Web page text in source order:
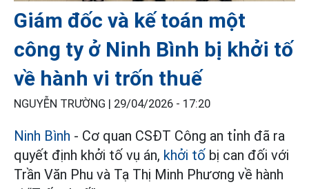
Giám đốc và kế toán một
công ty ở Ninh Bình bị khởi tố
về hành vi trốn thuế
NGUYỄN TRƯỜNG | 29/04/2026 - 17:20
Ninh Bình - Cơ quan CSĐT Công an tỉnh đã ra
quyết định khởi tố vụ án, khởi tố bị can đối với
Trần Văn Phu và Tạ Thị Minh Phương về hành